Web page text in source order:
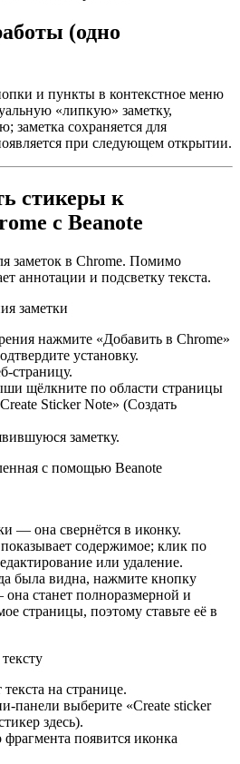
(одно
и пункты в контекстное меню
«липкую» заметку,
заметка сохраняется для
при следующем открытии.
стикеры к
с Beanote
заметок в Chrome. Помимо
аннотации и подсветку текста.
заметки
нажмите «Добавить в Chrome»
установку.
щёлкните по области страницы
Sticker Note» (Создать
заметку.
— она свернётся в иконку.
содержимое; клик по
или удаление.
была видна, нажмите кнопку
станет полноразмерной и
страницы, поэтому ставьте её в
на странице.
выберите «Create sticker
здесь).
появится иконка